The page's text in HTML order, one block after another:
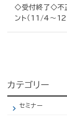
◇受付終了◇不
ント（11/4～
の
ペ
カテゴリー
セミナー